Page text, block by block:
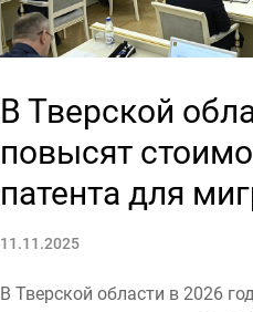
В Тверской
повысят
патента для
11.11.2025
В Тверской области в 2026